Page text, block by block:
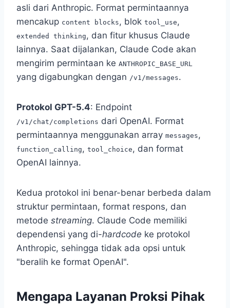
asli dari Anthropic. Format permintaannya
mencakup content blocks, blok tool_use,
extended thinking, dan fitur khusus Claude
lainnya. Saat dijalankan, Claude Code akan
mengirim permintaan ke ANTHROPIC_BASE_URL
yang digabungkan dengan /v1/messages.
Protokol GPT-5.4: Endpoint
/v1/chat/completions dari OpenAI. Format
permintaannya menggunakan array messages,
function_calling, tool_choice, dan format
OpenAI lainnya.
Kedua protokol ini benar-benar berbeda dalam
struktur permintaan, format respons, dan
metode streaming. Claude Code memiliki
dependensi yang di-hardcode ke protokol
Anthropic, sehingga tidak ada opsi untuk
"beralih ke format OpenAI".
Mengapa Layanan Proksi Pihak